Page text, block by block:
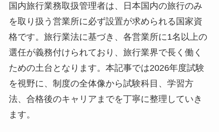
国内旅行業務取扱管理者は、日本国内の旅行のみ
を取り扱う営業所に必ず設置が求められる国家資
格です。旅行業法に基づき、各営業所に1名以上の
選任が義務付けられており、旅行業界で長く働く
ための土台となります。本記事では2026年度試験
を視野に、制度の全体像から試験科目、学習方
法、合格後のキャリアまでを丁寧に整理していき
ます。